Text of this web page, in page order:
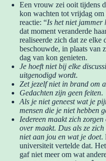
Een vrouw zei ooit tijdens
kon wachten tot vrijdag
reactie: “Is het niet jammer
dat moment veranderde
realiseerde zich dat ze elke
beschouwde, in plaats van
dag van kon genieten.
Je hoeft niet bij elke
uitgenodigd wordt.
Zet jezelf niet in brand om
Gedachten zijn geen feiten.
Als je niet geneest wat je
mensen die je niet hebben
Iedereen maakt zich
over maakt. Dus als ze
niet aan jou en wat je doet.
universiteit vertelde dat.
gaf niet meer om wat